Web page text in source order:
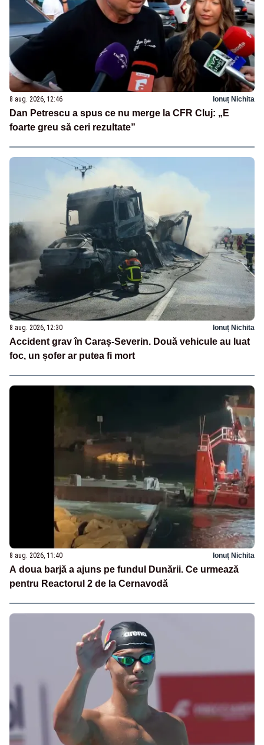
8 aug. 2026, 12:46 Ionuț Nichita
Dan Petrescu a spus ce nu merge la CFR Cluj: „E
foarte greu să ceri rezultate”
8 aug. 2026, 12:30 Ionuț Nichita
Accident grav în Caraș-Severin. Două vehicule au luat
foc, un șofer ar putea fi mort
8 aug. 2026, 11:40 Ionuț Nichita
A doua barjă a ajuns pe fundul Dunării. Ce urmează
pentru Reactorul 2 de la Cernavodă